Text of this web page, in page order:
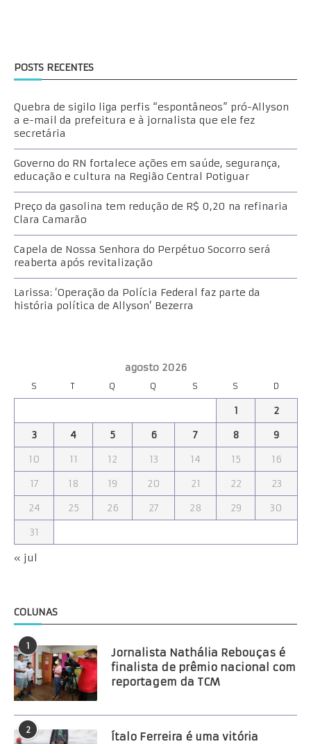
POSTS RECENTES
Quebra de sigilo liga perfis “espontâneos” pró-Allyson
a e-mail da prefeitura e à jornalista que ele fez
secretária
Governo do RN fortalece ações em saúde, segurança,
educação e cultura na Região Central Potiguar
Preço da gasolina tem redução de R$ 0,20 na refinaria
Clara Camarão
Capela de Nossa Senhora do Perpétuo Socorro será
reaberta após revitalização
Larissa: ‘Operação da Polícia Federal faz parte da
história política de Allyson’ Bezerra
agosto 2026
S T Q Q S S D
1
2
3
4 5 6 7 8
9
10
11 12 13 14 15
16
17
18 19 20 21 22
23
24
25 26 27 28 29
30
31
« jul
COLUNAS
1
Jornalista Nathália Rebouças é
finalista de prêmio nacional com
reportagem da TCM
2
Ítalo Ferreira é uma vitória